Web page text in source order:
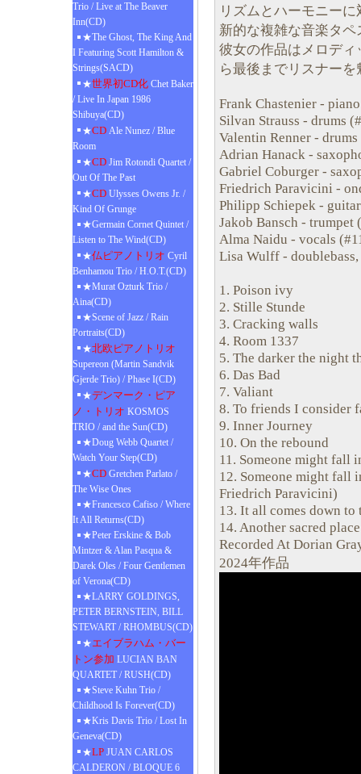
Trio / Live at The Beaver
Inn(CD)
★The Ghost, The King And
I Featuring Scott Hamilton &
Strings(SACD)
★世界初CD化 Chet Baker
/ Live In Japan 1986
Shibuya(CD)
★CD Ale Nunez / Blue
Room
★CD Jim Rotondi Quartet /
Out Of The Past
★CD Ulysses Owens Jr. /
Kind Of Grunge
★Germain Cornet Quintet /
Listen to The Wind(CD)
★仏ピアノトリオ Cyril
Benhamou Trio / H.O.T.(CD)
★Murat Ozturk Trio /
Aina(CD)
★Scene of Jazz / Rain
Portraits(CD)
★北欧ピアノトリオ
Supereon (Martin Sandvik
Gjerde Trio) / Phase I(CD)
★デンマーク・ピア
ノ・トリオ KOSMOS
TRIO / and the Sun(CD)
★Doug Webb Quartet /
Watch Your Step(CD)
★CD Gretchen Parlato /
The Wise Ones
★Francesco Cafiso / Where
It All Returns(CD)
★Peter Erskine & Bob
Mintzer & Alan Pasqua &
Darek Oles / Four Gentlemen
of Verona(CD)
★LARRY GOLDINGS,
PETER BERNSTEIN, BILL
STEWART / RHOMBUS(CD)
★エイブラハム・バー
トン参加 LUCIAN BAN
QUARTET / RUSH(CD)
★Steve Kuhn Trio /
Childhood Is Forever(CD)
★Kris Davis Trio / Lost In
Geneva(CD)
★LP JUAN CARLOS
CALDERON / BLOQUE 6
リズムとハーモニー
新的な複雑な音楽タ
彼女の作品はメロデ
ら最後までリスナー
Frank Chastenier -
Silvan Strauss - drums
Valentin Renner -
Adrian Hanack -
Gabriel Coburger -
Friedrich Paravicini -
Philipp Schiepek -
Jakob Bansch - trumpet
Alma Naidu - vocals
Lisa Wulff -
1. Poison ivy
2. Stille Stunde
3. Cracking walls
4. Room 1337
5. The darker the night
6. Das Bad
7. Valiant
8. To friends I consider
9. Inner Journey
10. On the rebound
11. Someone might fall
12. Someone might fall
Friedrich Paravicini)
13. It all comes down to
14. Another sacred place
Recorded At Dorian
2024年作品